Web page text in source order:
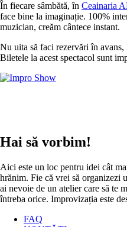
În fiecare sâmbătă, în Ceainaria
face bine la imaginație. 100%
muzician, creăm cântece instant.
Nu uita să faci rezervări în
Biletele la acest spectacol sunt
Hai să vorbim!
Aici este un loc pentru idei cât
hrănim. Fie că vrei să organizezi
ai nevoie de un atelier care să te
întreba orice. Improvizația este
FAQ